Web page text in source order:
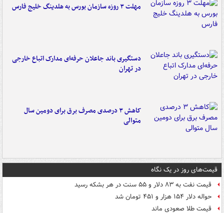
مهلت ۳ روزه سازمان بورس به هلدینگ خلیج فارس
دستگیری باند جاعلان حرفه‌ای مدارک اتباع خارجی
در تهران
کاهش ۳ درصدی مصرف برق برای دومین سال
متوالی
قیمت‌های روز در یک نگاه
قیمت نفت به ۸۳ دلار و ۵۵ سنت در هر بشکه رسید
حواله دلار ۱۵۴ هزار و ۴۵۱ تومان شد
قیمت طلا صعودی ماند